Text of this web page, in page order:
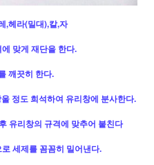
,헤라(밀대),칼,자
맞게 재단을 한다.
깨끗히 한다.
정도 희석하여 유리창에 분사한다.
유리창의 규격에 맞추어 붙친다
세제를 꼼꼼히 밀어낸다.